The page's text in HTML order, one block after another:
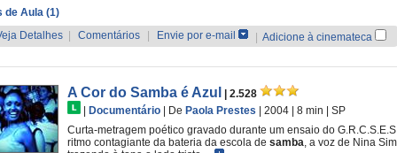
de Aula (1)
Detalhes
Comentários Envie por e-mail Adicione à cinemateca
A Cor do Samba é Azul
| 2.528
Documentário De Paola Prestes | 2004 | 8 min
SP
Curta-metragem poético gravado durante um ensaio do
ritmo contagiante da bateria da escola de samba, a voz de Nina